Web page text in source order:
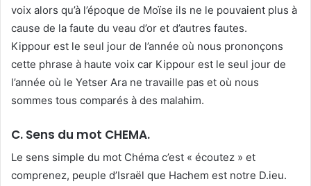
voix alors qu’à l’époque de Moïse ils ne le pouvaient plus à
cause de la faute du veau d’or et d’autres fautes.
Kippour est le seul jour de l’année où nous prononçons
cette phrase à haute voix car Kippour est le seul jour de
l’année où le Yetser Ara ne travaille pas et où nous
sommes tous comparés à des malahim.
C. Sens du mot CHEMA.
Le sens simple du mot Chéma c’est « écoutez » et
comprenez, peuple d’Israël que Hachem est notre D.ieu.